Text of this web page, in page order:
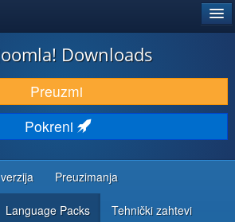
(EKSTENZIJE)
Downloads
Preuzmi
Pokreni
Preuzimanja
Language Packs Tehnički zahtevi